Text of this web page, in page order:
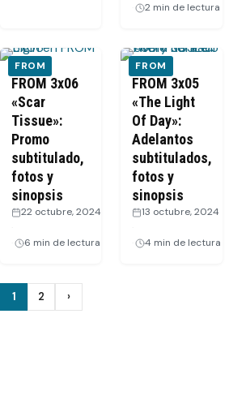
2 min de lectura
FROM
FROM 3x06
«Scar
Tissue»:
Promo
subtitulado,
fotos y
sinopsis
22 octubre, 2024
6 min de lectura
FROM
FROM 3x05
«The Light
Of Day»:
Adelantos
subtitulados,
fotos y
sinopsis
13 octubre, 2024
4 min de lectura
Paginación
1 2 ›